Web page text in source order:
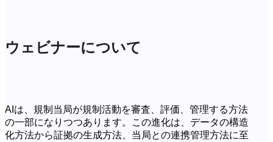
ウェビナーについて
AIは、規制当局が規制活動を審査、評価、管理する方法
の一部になりつつあります。この進化は、データの構造
化方法から証拠の生成方法、当局との連携管理方法に至